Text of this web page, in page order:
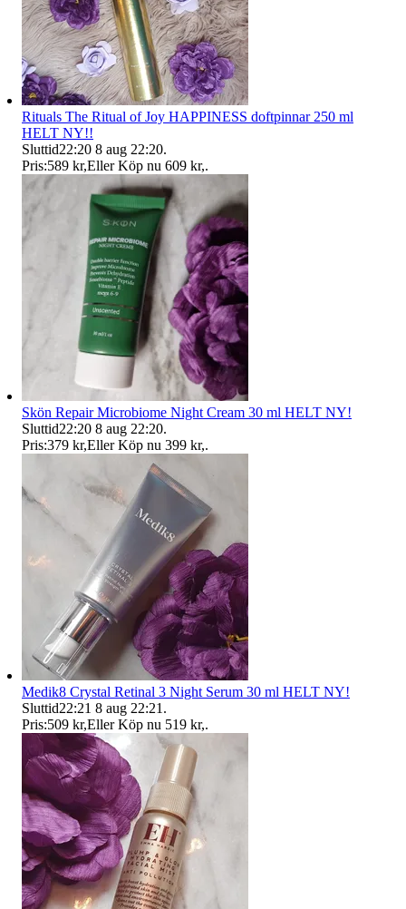
Rituals The Ritual of Joy HAPPINESS doftpinnar 250 ml
HELT NY!!
Sluttid22:20 8 aug 22:20.
Pris:589 kr,Eller Köp nu 609 kr,.
Skön Repair Microbiome Night Cream 30 ml HELT NY!
Sluttid22:20 8 aug 22:20.
Pris:379 kr,Eller Köp nu 399 kr,.
Medik8 Crystal Retinal 3 Night Serum 30 ml HELT NY!
Sluttid22:21 8 aug 22:21 .
Pris:509 kr,Eller Köp nu 519 kr,.